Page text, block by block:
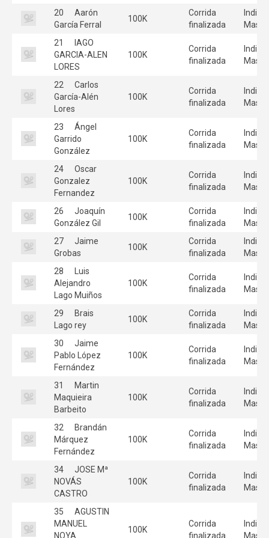
20
Aarón
García Ferral
100K
Corrida
finalizada
21
IAGO
GARCIA-ALEN
LORES
100K
Corrida
finalizada
22
Carlos
García-Alén
Lores
100K
Corrida
finalizada
23
Ángel
Garrido
González
100K
Corrida
finalizada
24
Oscar
Gonzalez
Fernandez
100K
Corrida
finalizada
26
Joaquín
González Gil
100K
Corrida
finalizada
27
Jaime
Grobas
100K
Corrida
finalizada
28
Luis
Alejandro
Lago Muiños
100K
Corrida
finalizada
29
Brais
Lago rey
100K
Corrida
finalizada
30
Jaime
Pablo López
Fernández
100K
Corrida
finalizada
31
Martin
Maquieira
Barbeito
100K
Corrida
finalizada
32
Brandán
Márquez
Fernández
100K
Corrida
finalizada
34
JOSE Mª
NOVÁS
CASTRO
100K
Corrida
finalizada
35
AGUSTIN
MANUEL
NOYA
100K
Corrida
finalizada